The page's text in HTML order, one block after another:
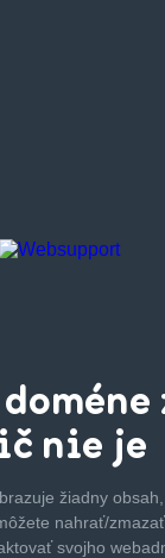
nie je
žiadny
nahrať/zmazať
svojho